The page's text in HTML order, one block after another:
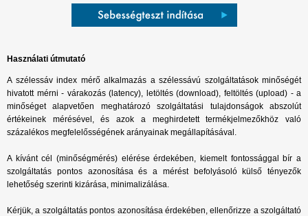
Használati útmutató
A szélessáv index mérő alkalmazás a szélessávú szolgáltatások minőségét
hivatott mérni - várakozás (latency), letöltés (download), feltöltés (upload) - a
minőséget alapvetően meghatározó szolgáltatási tulajdonságok abszolút
értékeinek mérésével, és azok a meghirdetett termékjelmezőkhöz való
százalékos megfelelősségének arányainak megállapításával.
A kívánt cél (minőségmérés) elérése érdekében, kiemelt fontossággal bír a
szolgáltatás pontos azonosítása és a mérést befolyásoló külső tényezők
lehetőség szerinti kizárása, minimalizálása.
Kérjük, a szolgáltatás pontos azonosítása érdekében, ellenőrizze a szolgáltató